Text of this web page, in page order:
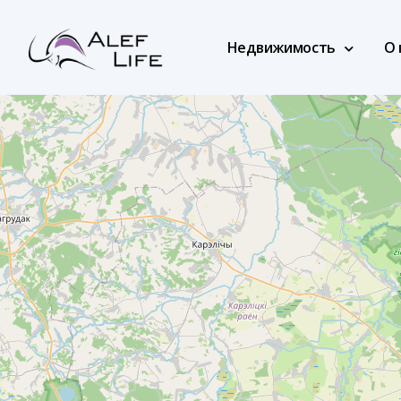
Недвижимость О